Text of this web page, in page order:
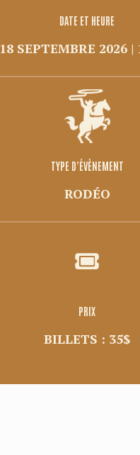
DATE ET HEURE
18 SEPTEMBRE 2026 |
TYPE D’ÉVÈNEMENT
RODÉO
PRIX
BILLETS : 35$